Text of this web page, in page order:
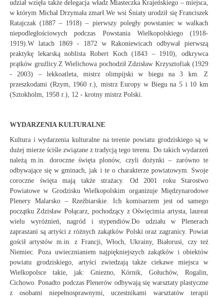
udział wzięła także delegacja władz Miasteczka Krajeńskiego – miejsca,
w którym Michał Drzymała zmarł.We wsi Śniaty urodził się Franciszek
Ratajczak (1887 – 1918) – pierwszy poległy powstaniec w walkach
niepodległościowych podczas Powstania Wielkopolskiego (1918-
1919).W latach 1869 - 1872 w Rakoniewicach odbywał pierwszą
praktykę lekarską noblista Robert Koch (1843 – 1910), odkrywca
prątków gruźlicy.Z Wielichowa pochodził Zdzisław Krzysztofiak (1929
- 2003) – lekkoatleta, mistrz olimpijski w biegu na 3 km. Z
przeszkodami (Rzym, 1960 r.), mistrz Europy w Biegu na 5 i 10 km
(Sztokholm, 1958 r.), 12 - krotny mistrz Polski.
WYDARZENIA KULTURALNE
Kultura i wydarzenia kulturalne na terenie powiatu grodziskiego są w
dużej mierze ściśle związane z tradycją tego terenu. Do takich wydarzeń
należą m.in. doroczne święta plonów, czyli dożynki – zarówno te
odbywające się w gminach, jak i te o charakterze powiatowym. Swoje
coroczne święta mają także strażacy. Od 2001 roku Starostwo
Powiatowe w Grodzisku Wielkopolskim organizuje Międzynarodowe
Plenery Malarsko – Rzeźbiarskie. Ich komisarzem jest od samego
początku Zdzisław Połącarz, pochodzący z Oświęcimia artysta, laureat
wielu wyróżnień, nagród i stypendiów.Do udziału w Plenerach
zapraszani są artyści z różnych zakątków Polski oraz zagranicy. Powiat
gościł artystów m.in. z Francji, Włoch, Ukrainy, Białorusi, czy też
Niemiec. Poza uwiecznianiem najpiękniejszych zakątków i obiektów
powiatu grodziskiego, artyści zwiedzają także ciekawe miejsca w
Wielkopolsce takie, jak: Gniezno, Kórnik, Gołuchów, Rogalin,
Cichowo. Ponadto podczas Plenerów odbywają się warsztaty plastyczne
z osobami niepełnosprawnymi, uczestnikami warsztatów terapii